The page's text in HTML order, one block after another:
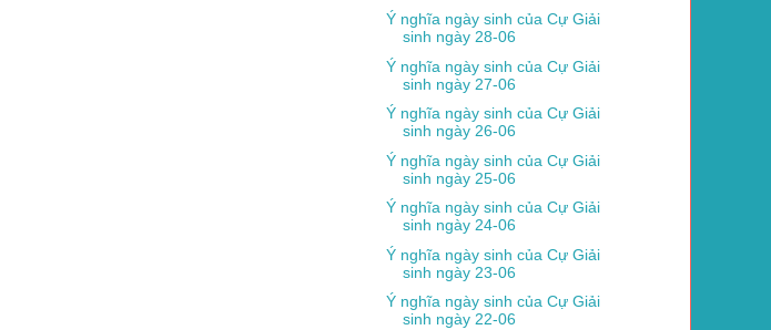
Ý nghĩa ngày sinh của Cự Giải
sinh ngày 28-06
Ý nghĩa ngày sinh của Cự Giải
sinh ngày 27-06
Ý nghĩa ngày sinh của Cự Giải
sinh ngày 26-06
Ý nghĩa ngày sinh của Cự Giải
sinh ngày 25-06
Ý nghĩa ngày sinh của Cự Giải
sinh ngày 24-06
Ý nghĩa ngày sinh của Cự Giải
sinh ngày 23-06
Ý nghĩa ngày sinh của Cự Giải
sinh ngày 22-06